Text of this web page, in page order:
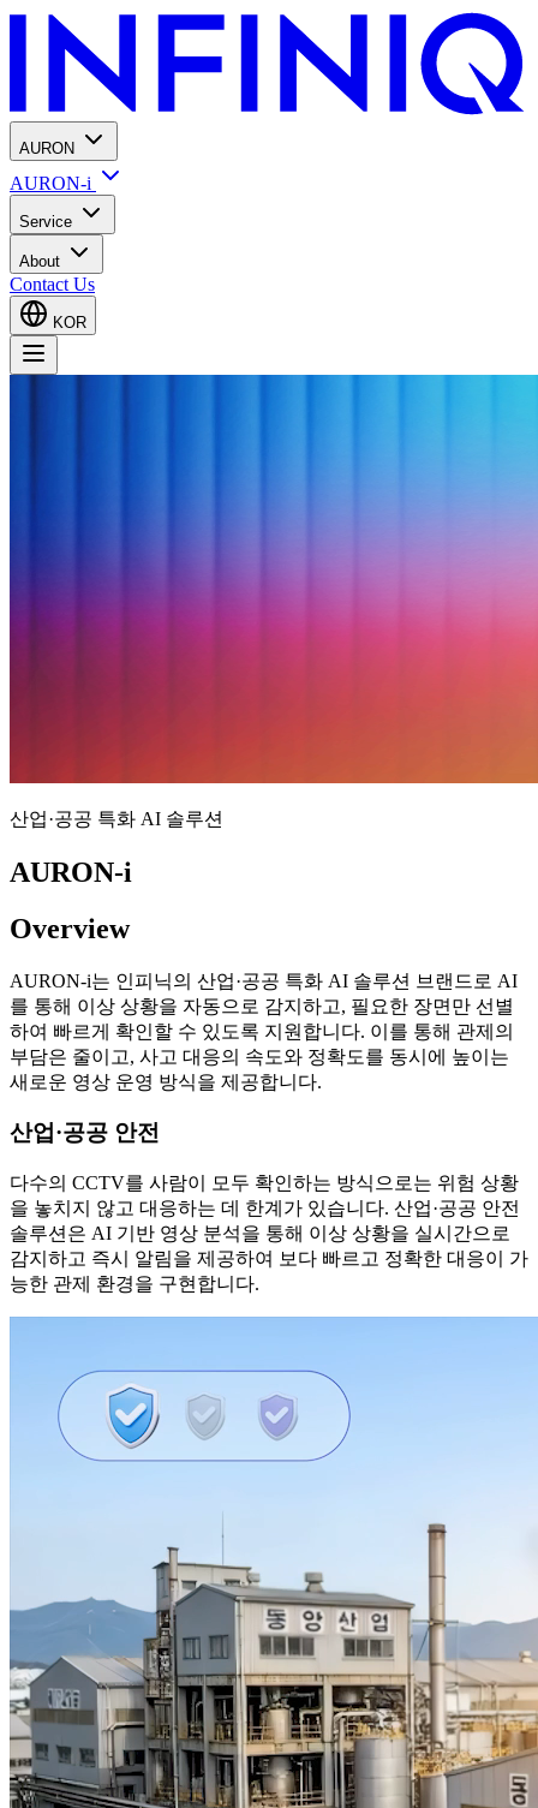
AURON
AURON-i
Service
About
Contact Us
KOR
산업·공공 특화 AI 솔루션
AURON-i
Overview
AURON-i는 인피닉의 산업·공공 특화 AI 솔루션 브랜드 로 AI
를 통해 이상 상황을 자동으로 감지하고, 필요한 장면만 선별
하여 빠르게 확인할 수 있도록 지원합니다. 이를 통해 관제의
부담은 줄이고, 사고 대응의 속도와 정확도를 동시에 높이는
새로운 영상 운영 방식을 제공합니다.
산업·공공 안전
다수의 CCTV를 사람이 모두 확인하는 방식으로는 위험 상황
을 놓치지 않고 대응하는 데 한계가 있습니다. 산업·공공 안전
솔루션은 AI 기반 영상 분석을 통해 이상 상황을 실시간으로
감지하고 즉시 알림을 제공하여 보다 빠르고 정확한 대응이 가
능한 관제 환경을 구현합니다.